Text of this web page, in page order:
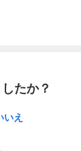
たか？
いえ